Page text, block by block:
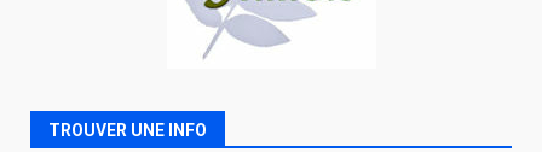
TROUVER UNE INFO